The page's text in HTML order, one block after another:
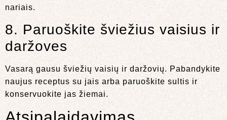
nariais.
8. Paruoškite šviežius vaisius ir
daržoves
Vasarą gausu šviežių vaisių ir daržovių. Pabandykite
naujus receptus su jais arba paruoškite sultis ir
konservuokite jas žiemai.